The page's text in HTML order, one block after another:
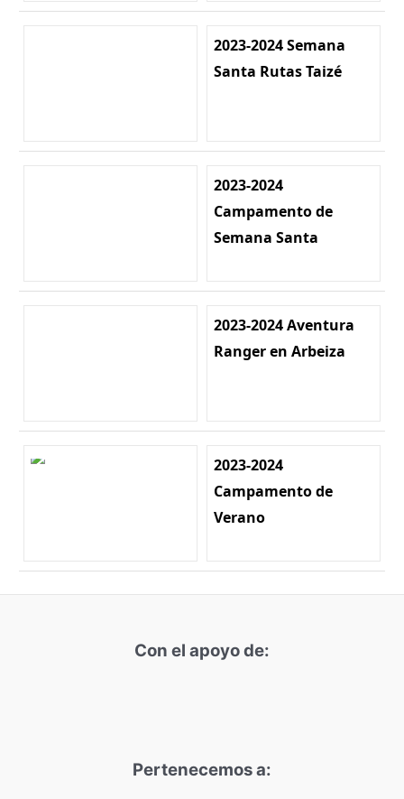
2023-2024 Semana
Santa Rutas Taizé
2023-2024
Campamento de
Semana Santa
2023-2024 Aventura
Ranger en Arbeiza
2023-2024
Campamento de
Verano
Con el apoyo de:
Pertenecemos a: